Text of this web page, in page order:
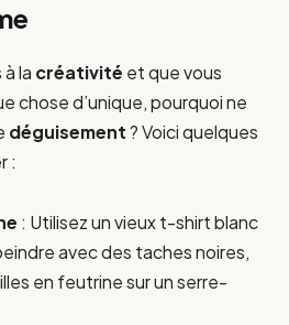
la créativité et que vous
chose d’unique, pourquoi ne
déguisement? Voici quelques
:
: Utilisez un vieux t-shirt blanc
avec des taches noires,
en feutrine sur un serre-